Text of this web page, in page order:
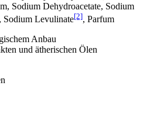
Sodium Dehydroacetate, Sodium
, Sodium Levulinate[2], Parfum
Anbau
und ätherischen Ölen